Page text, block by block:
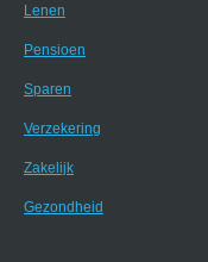
Lenen
Pensioen
Sparen
Verzekering
Zakelijk
Gezondheid